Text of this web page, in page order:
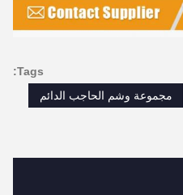
Tags:
مجموعة وشم الحاجب الدائم